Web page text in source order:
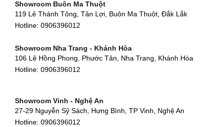
Showroom Thuận An - Bình Dương
Showroom Quận 11 - TP. HCM
Showroom Quận 4 - TP. HCM
127 Khánh Hội, Phường 3, Quận 4,TP. HCM
Showroom Buôn Ma Thuột
119 Lê Thánh Tông, Tân Lợi, Buôn Ma Thuột, Đắk Lắk
Hotline: 0906396012
Showroom Nha Trang - Khánh Hòa
106 Lê Hồng Phong, Phước Tân, Nha Trang, Khánh Hòa
Hotline: 0906396012
Showroom Vinh - Nghệ An
27-29 Nguyễn Sỹ Sách, Hưng Bình, TP Vinh, Nghệ An
Hotline: 0906396012